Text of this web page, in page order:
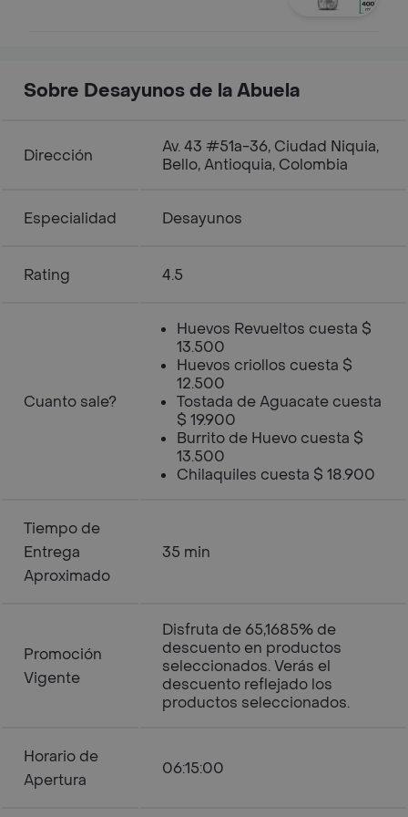
Sobre Desayunos de la Abuela
Dirección
Av. 43 #51a-36, Ciudad Niquia,
Bello, Antioquia, Colombia
Especialidad Desayunos
Rating 4.5
Cuanto sale?
Huevos Revueltos cuesta $
13.500
Huevos criollos cuesta $
12.500
Tostada de Aguacate cuesta
$ 19.900
Burrito de Huevo cuesta $
13.500
Chilaquiles cuesta $ 18.900
Tiempo de
Entrega
Aproximado
35 min
Promoción
Vigente
Disfruta de 65,1685% de
descuento en productos
seleccionados. Verás el
descuento reflejado los
productos seleccionados.
Horario de
Apertura
06:15:00